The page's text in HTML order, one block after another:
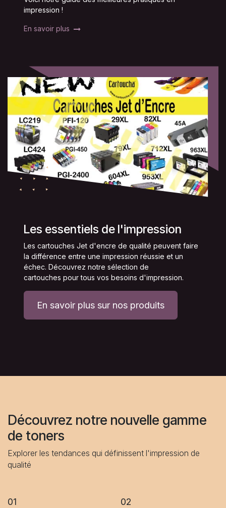
impression !
En savoir plus
Les essentiels de l'impression
Les cartouches Jet d'encre de qualité peuvent faire
la différence entre une impression réussie et un
échec. Découvrez notre sélection de
cartouches pour tous vos besoins d'impression.
En savoir plus sur nos produits
Découvrez notre nouvelle gamme
de toners
Explorer les tendances qui définissent l'impression de
qualité
01 02